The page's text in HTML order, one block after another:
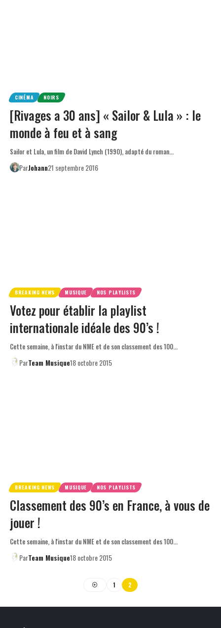
CINÉMA NOIRS
[Rivages a 30 ans] « Sailor & Lula » : le
monde à feu et à sang
Sailor et Lula, un film de David Lynch (1990), adapté du roman…
ParJohann21 septembre 2016
BREAKING NEWS MUSIQUE NOS PLAYLISTS
Votez pour établir la playlist
internationale idéale des 90’s !
Cette semaine, à l'instar du NME et de son classement des 100…
ParTeam Musique18 octobre 2015
BREAKING NEWS MUSIQUE NOS PLAYLISTS
Classement des 90’s en France, à vous de
jouer !
Cette semaine, à l'instar du NME et de son classement des 100…
ParTeam Musique18 octobre 2015
1 2